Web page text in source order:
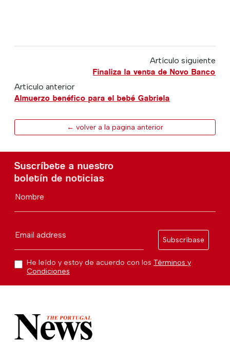
Artículo siguiente
Finaliza la venta de Novo Banco
Artículo anterior
Almuerzo benéfico para el bebé Gabriela
← volver a la pagina anterior
Suscríbete a nuestro
boletín de noticias
Nombre
Email address
Subscríbase
He leído y estoy de acuerdo con los Términos y
Condiciones